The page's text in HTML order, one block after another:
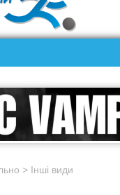
> Інші види